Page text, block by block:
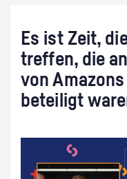
Es ist Zeit,
treffen, die
von
beteiligt